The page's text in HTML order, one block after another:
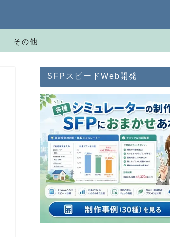
その他
SFPスピードWeb開発